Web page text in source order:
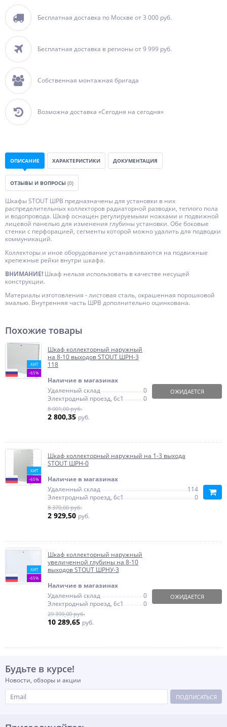
Бесплатная доставка по Москве от 3 000 руб.
Бесплатная доставка в регионы от 9 999 руб.
Собственная монтажная бригада
Возможна доставка «Сегодня на сегодня»
ОПИСАНИЕ ХАРАКТЕРИСТИКИ ДОКУМЕНТАЦИЯ
ОТЗЫВЫ И ВОПРОСЫ (0)
Шкафы STOUT ШРВ предназначены для установки в них
распределительных коллекторов радиаторной разводки, теплого пола
и водопровода. Шкаф оснащен регулируемыми ножками и подвижной
лицевой панелью для изменения глубины установки. Обе боковые
стенки с перфорацией, сегменты которой можно удалить для подводки
коммуникаций.
Коллекторы и иное оборудование устанавливаются на подвижные
крепежные рейки внутри шкафа.
ВНИМАНИЕ! Шкаф нельзя использовать в качестве несущей
конструкции.
Материалы изготовления - листовая сталь, окрашенная порошковой
эмалью. Внутренняя часть ШРВ дополнительно оцинкована.
Похожие товары
ХИТ
-65%
Шкаф коллекторный наружный
на 8-10 выходов STOUT ШРН-3
118
Наличие в магазинах
Удаленный склад
0
Электродный проезд, 6с1
0
8 001,00 руб.
2 800,35 руб.
ОЖИДАЕТСЯ
ХИТ
-65%
Шкаф коллекторный наружный на 1-3 выхода
STOUT ШРН-0
Наличие в магазинах
Удаленный склад
114
Электродный проезд, 6с1
0
8 370,00 руб.
2 929,50 руб.
ХИТ
-65%
Шкаф коллекторный наружный
увеличенной глубины на 8-10
выходов STOUT ШРНУ-3
Наличие в магазинах
Удаленный склад
0
Электродный проезд, 6с1
0
29 399,00 руб.
10 289,65 руб.
ОЖИДАЕТСЯ
Будьте в курсе!
Новости, обзоры и акции
ПОДПИСАТЬСЯ